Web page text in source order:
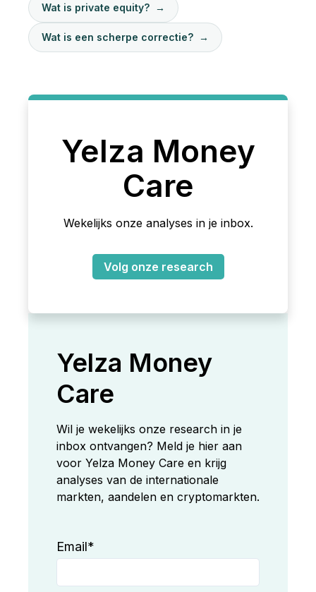
Wat is private equity? →
Wat is een scherpe correctie? →
Yelza Money
Care
Wekelijks onze analyses in je inbox.
Volg onze research
Yelza Money
Care
Wil je wekelijks onze research in je
inbox ontvangen? Meld je hier aan
voor Yelza Money Care en krijg
analyses van de internationale
markten, aandelen en cryptomarkten.
Email*